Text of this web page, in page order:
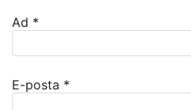
Ad *
E-posta *